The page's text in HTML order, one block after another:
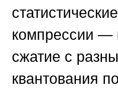
компрессии —
сжатие с
квантования